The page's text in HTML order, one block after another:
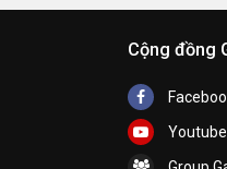
Cộng đồng
Youtube